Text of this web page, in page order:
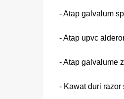
- Atap galvalum
- Atap upvc
- Atap galvalume
- Kawat duri razor